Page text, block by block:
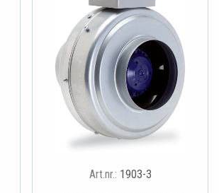
Art.nr.: 1903-3